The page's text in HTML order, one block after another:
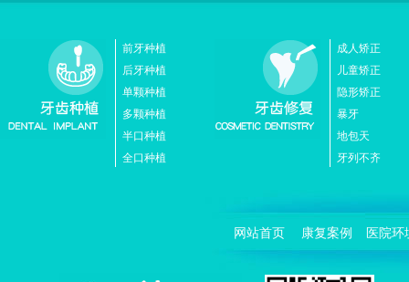
前牙种植
后牙种植
单颗种植
多颗种植
半口种植
全口种植
成人矫正
儿童矫正
隐形矫正
暴牙
地包天
牙列不齐
网站首页 康复案例 医院环